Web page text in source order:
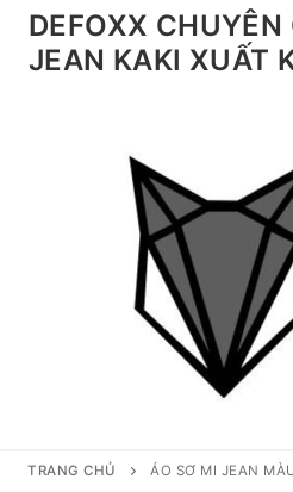
Chuyển
đếnDEFOXX CHUYÊN
JEAN KAKI XUẤT
Tìm kiếm cho:
TRANG CHỦ ÁO SƠ MI JEAN